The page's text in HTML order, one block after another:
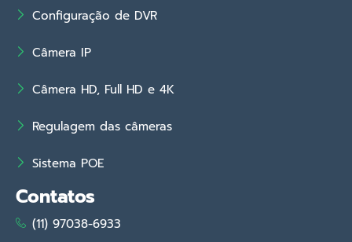
Configuração de DVR
Câmera IP
Câmera HD, Full HD e 4K
Regulagem das câmeras
Sistema POE
Contatos
(11) 97038-6933